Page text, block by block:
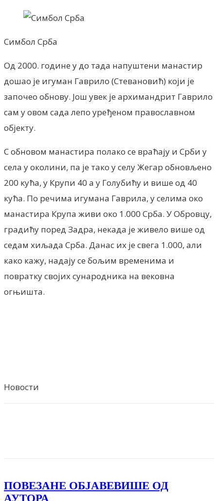
Симбол Срба
Од 2000. године у до тада напуштени манастир
дошао је игуман Гаврило (Стевановић) који је
започео обнову. Још увек је архимандрит Гаврило
сам у овом сада лепо уређеном православном
објекту.
С обновом манастира полако се враћају и Срби у
села у околини, па је тако у селу Жегар обновљено
200 кућа, у Крупи 40 а у Голубићу и више од 40
кућа. По речима игумана Гаврила, у селима око
манастира Крупа живи око 1.000 Срба. У Обровцу,
градићу поред Задра, некада је живело више од
седам хиљада Срба. Данас их је свега 1.000, али
како кажу, надају се бољим временима и
повратку својих сународника на вековна
огњишта.
Новости
ПОВЕЗАНЕ ОБЈАВЕВИШЕ ОД